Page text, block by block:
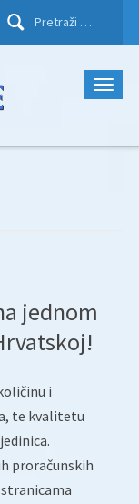
jednom
i
te kvalitetu
proračunskih